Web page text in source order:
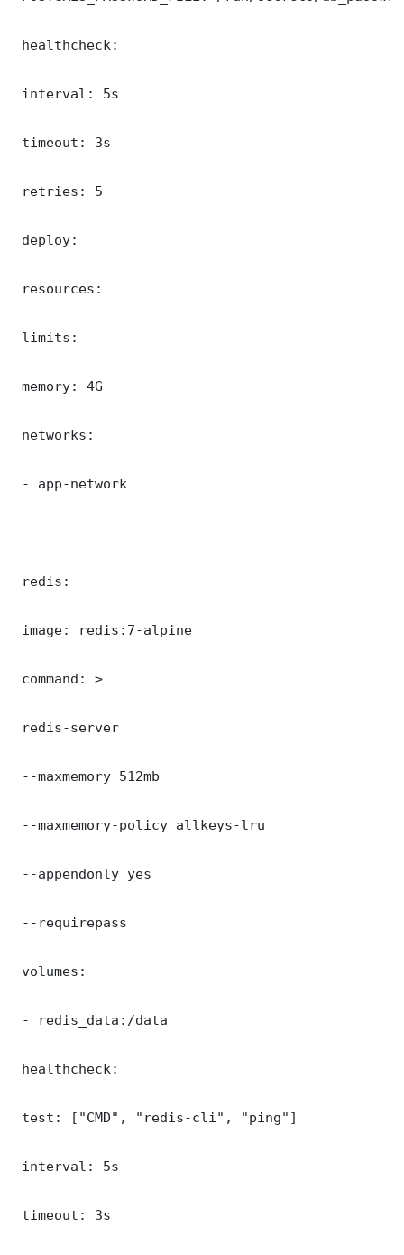
healthcheck:
interval: 5s
timeout: 3s
retries: 5
deploy:
resources:
limits:
memory: 4G
networks:
- app-network
redis:
image: redis:7-alpine
command: >
redis-server
--maxmemory 512mb
--maxmemory-policy allkeys-lru
--appendonly yes
--requirepass
volumes:
- redis_data:/data
healthcheck:
test: ["CMD", "redis-cli", "ping"]
interval: 5s
timeout: 3s